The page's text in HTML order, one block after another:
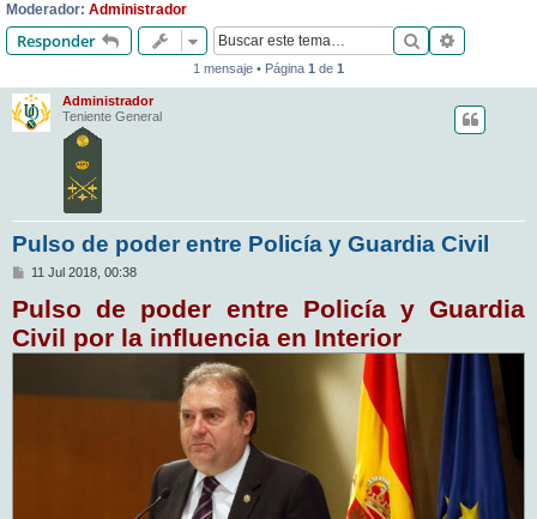
r
Moderador: Administrador
Responder Buscar
1 mensaje • Página 1 de 1
Administrador
Teniente General
Pulso de poder entre Policía y Guardia Civil
M
n
s
a
j
11 Jul 2018, 00:38
Pulso de poder entre Policía y Guardia
Civil por la influencia en Interior